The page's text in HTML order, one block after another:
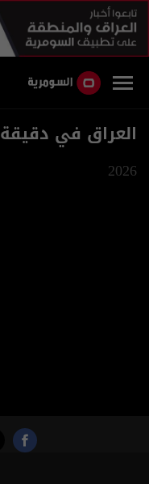
العراق في دقيقة 03-07-2026
2026